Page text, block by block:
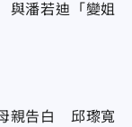
潘若迪「變姐
親告白 邱瓈寬